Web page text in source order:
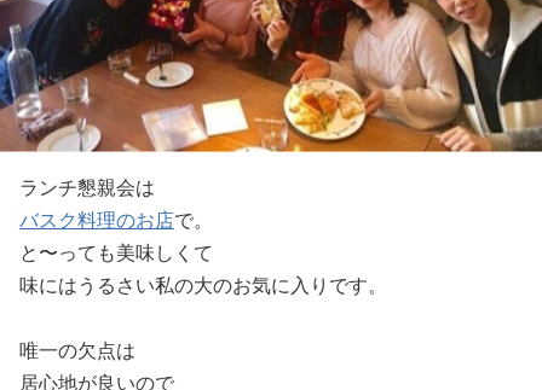
ランチ懇親会は
バスク料理のお店で。
と〜っても美味しくて
味にはうるさい私の大のお気に入りです。
唯一の欠点は
居心地が良いので